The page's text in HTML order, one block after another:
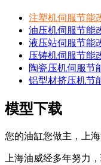
注塑机伺服节能
油压机伺服节能
液压站伺服节能
压铸机伺服节能
陶瓷压机伺服节
铝型材挤压机节
模型下载
您的油缸您做主，上
上海油威经多年努力